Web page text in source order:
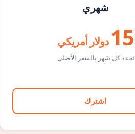
شهري
15 دولار أمريكي
تجدد كل شهر بالسعر الأصلي
اشترك